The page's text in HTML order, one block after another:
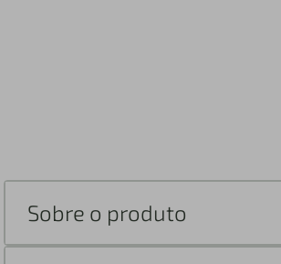
Sobre o produto